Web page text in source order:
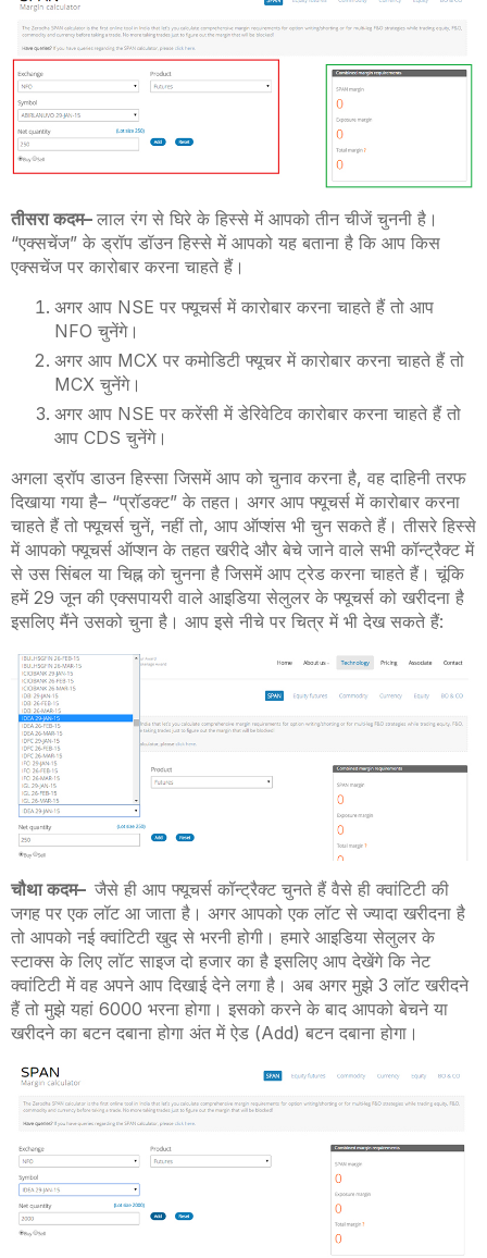
तीसरा कदम– लाल रंग से घिरे के हिस्से में आपको तीन चीजें चुननी है।
“एक्सचेंज” के ड्रॉप डॉउन हिस्से में आपको यह बताना है कि आप किस
एक्सचेंज पर कारोबार करना चाहते हैं।
अगर आप NSE पर फ्यूचर्स में कारोबार करना चाहते हैं तो आप
NFO चुनेंगे।
अगर आप MCX पर कमोडिटी फ्यूचर में कारोबार करना चाहते हैं तो
MCX चुनेंगे।
अगर आप NSE पर करेंसी में डेरिवेटिव कारोबार करना चाहते हैं तो
आप CDS चुनेंगे।
अगला ड्रॉप डाउन हिस्सा जिसमें आप को चुनाव करना है, वह दाहिनी तरफ
दिखाया गया है– “प्रॉडक्ट” के तहत। अगर आप फ्यूचर्स में कारोबार करना
चाहते हैं तो फ्यूचर्स चुनें, नहीं तो, आप ऑप्शंस भी चुन सकते हैं। तीसरे हिस्से
में आपको फ्यूचर्स ऑप्शन के तहत खरीदे और बेचे जाने वाले सभी कॉन्ट्रैक्ट में
से उस सिंबल या चिह्न को चुनना है जिसमें आप ट्रेड करना चाहते हैं। चूंकि
हमें 29 जून की एक्सपायरी वाले आइडिया सेलुलर के फ्यूचर्स को खरीदना है
इसलिए मैंने उसको चुना है। आप इसे नीचे पर चित्र में भी देख सकते हैं:
चौथा कदम– जैसे ही आप फ्यूचर्स कॉन्ट्रैक्ट चुनते हैं वैसे ही क्वांटिटी की
जगह पर एक लॉट आ जाता है। अगर आपको एक लॉट से ज्यादा खरीदना है
तो आपको नई क्वांटिटी खुद से भरनी होगी। हमारे आइडिया सेलुलर के
स्टाक्स के लिए लॉट साइज दो हजार का है इसलिए आप देखेंगे कि नेट
क्वांटिटी में वह अपने आप दिखाई देने लगा है। अब अगर मुझे 3 लॉट खरीदने
हैं तो मुझे यहां 6000 भरना होगा। इसको करने के बाद आपको बेचने या
खरीदने का बटन दबाना होगा अंत में ऐड (Add) बटन दबाना होगा।